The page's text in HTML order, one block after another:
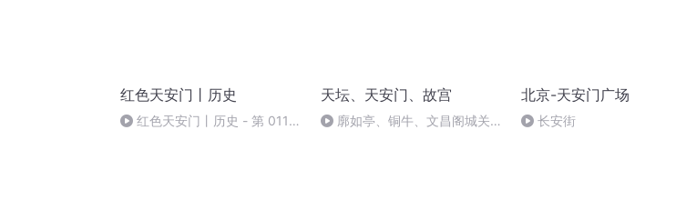
红色天安门丨历史
红色天安门丨历史 - 第 0111
天坛、天安门、故宫
廓如亭、铜牛、文昌阁城关、
北京-天安门广场
长安街